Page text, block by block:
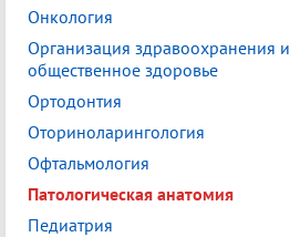
Онкология
Организация здравоохранения и
общественное здоровье
Ортодонтия
Оториноларингология
Офтальмология
Патологическая анатомия
Педиатрия